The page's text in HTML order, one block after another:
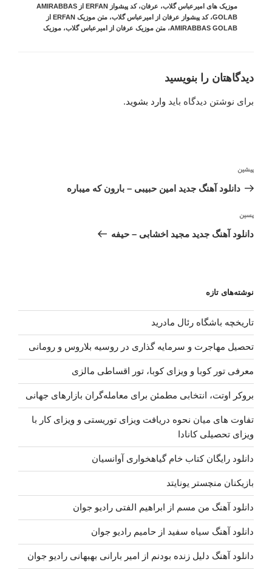
موزیک های امیرعباس گلاب، عرفان،
کد پیشواز ERFAN از AMIRABBAS
GOLAB،کد پیشواز عرفان از امیرعباس گلاب،
متن موزیک ERFAN از
AMIRABBAS GOLAB،متن موزیک عرفان از امیرعباس گلاب،موزیک
دیدگاهتان را بنویسید
برای نوشتن دیدگاه باید وارد بشوید.
نوشته
قبلی
پیشین
دانلود آهنگ جدید امین حبیبی – بارون که میباره
نوشته‌ٔ
بعدی
پسین
دانلود آهنگ جدید مجید اخشابی – حیفه
نوشته‌های تازه
تاریخچه باشگاه رئال مادرید
تحصیل مهاجرت و سرمایه گذاری در روسیه بلاروس و رومانی
معرفی تور کوبا و ویزای کوبا، تور اقساطی مالزی
بروکر اوتت، انتخابی مطمئن برای معامله‌گران بازارهای جهانی
تفاوت های میان نحوه دریافت ویزای توریستی و ویزای کار با
ویزای تحصیلی کانادا
دانلود رایگان کتاب خام گیاهخواری آوانسیان
بازیکنان منچستر یونایتد
دانلود آهنگ من مسم از ابراهیم الفتی رادیو جوان
دانلود آهنگ سیاه سفید از حامیم رادیو جوان
دانلود آهنگ دلیل زنده بودنم از امیر بارانی بهبهانی رادیو جوان